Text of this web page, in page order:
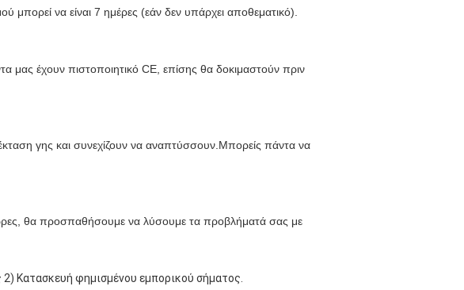
να είναι 7 ημέρες (εάν δεν υπάρχει αποθεματικό).
μας έχουν πιστοποιητικό CE, επίσης θα δοκιμαστούν πριν
γης και συνεχίζουν να αναπτύσσουν.Μπορείς πάντα να
θα προσπαθήσουμε να λύσουμε τα προβλήματά σας με
Κατασκευή φημισμένου εμπορικού σήματος.